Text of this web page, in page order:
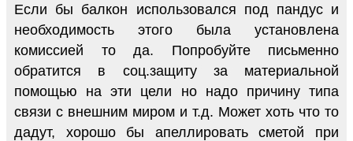
Если бы балкон использовался под пандус и
необходимость этого была установлена
комиссией то да. Попробуйте письменно
обратится в соц.защиту за материальной
помощью на эти цели но надо причину типа
связи с внешним миром и т.д. Может хоть что то
дадут, хорошо бы апеллировать сметой при